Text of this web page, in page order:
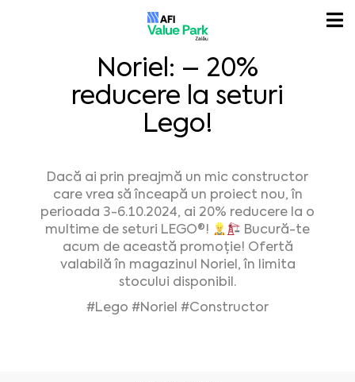
Noriel: – 20%
reducere la seturi
Lego!
Dacă ai prin preajmă un mic constructor
care vrea să înceapă un proiect nou, în
perioada 3-6.10.2024, ai 20% reducere la o
multime de seturi LEGO®!
Bucură-te
acum de această promoție! Ofertă
valabilă în magazinul Noriel, în limita
stocului disponibil.
#Lego #Noriel #Constructor